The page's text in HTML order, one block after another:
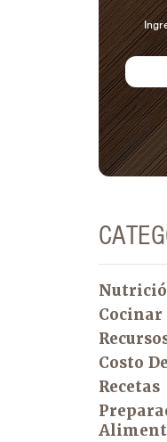
Cocinar
Costo
Recetas